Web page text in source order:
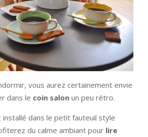
vous aurez certainement envie
dans le coin salon un peu rétro.
dans le petit fauteuil style
du calme ambiant pour lire